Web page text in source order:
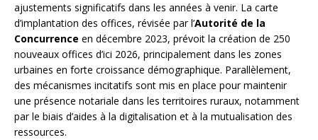
ajustements significatifs dans les années à venir. La carte
d’implantation des offices, révisée par l’Autorité de la
Concurrence en décembre 2023, prévoit la création de 250
nouveaux offices d’ici 2026, principalement dans les zones
urbaines en forte croissance démographique. Parallèlement,
des mécanismes incitatifs sont mis en place pour maintenir
une présence notariale dans les territoires ruraux, notamment
par le biais d’aides à la digitalisation et à la mutualisation des
ressources.